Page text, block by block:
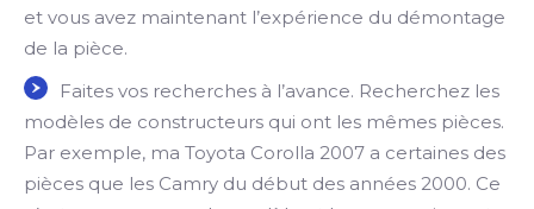
et vous avez maintenant l’expérience du démontage
de la pièce.
Faites vos recherches à l’avance. Recherchez les
modèles de constructeurs qui ont les mêmes pièces.
Par exemple, ma Toyota Corolla 2007 a certaines des
pièces que les Camry du début des années 2000. Ce